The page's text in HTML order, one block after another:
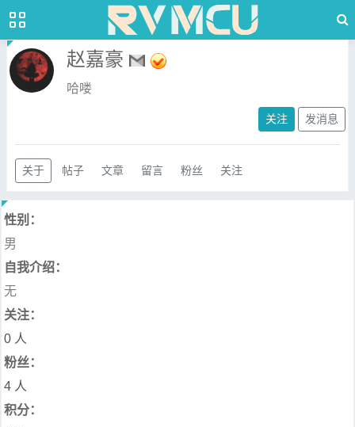
赵嘉豪
哈喽
关注 发消息
关于 帖子 文章 留言 粉丝 关注
性别：
男
自我介绍：
无
关注：
0 人
粉丝：
4 人
积分：